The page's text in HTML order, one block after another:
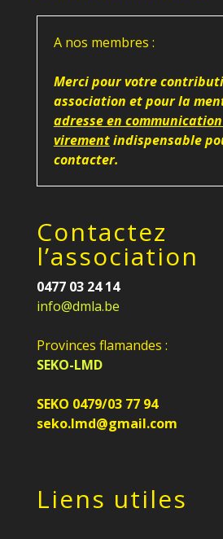
A nos membres :
Merci pour votre
association et pour la
adresse en
virementindispensable
contacter.
Contactez
l’association
0477 03 24 14
info@dmla.be
Provinces flamandes :
SEKO-LMD
SEKO 0479/03 77 94
seko.lmd@gmail.com
Liens utiles